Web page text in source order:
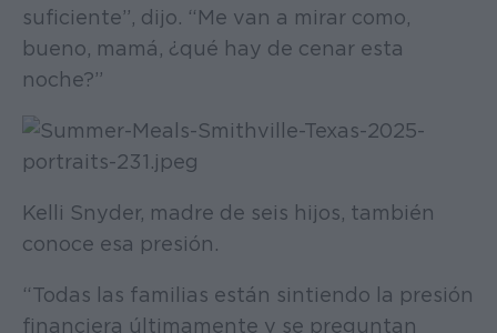
suficiente”, dijo. “Me van a mirar como,
bueno, mamá, ¿qué hay de cenar esta
noche?”
Kelli Snyder, madre de seis hijos, también
conoce esa presión.
“Todas las familias están sintiendo la presión
financiera últimamente y se preguntan